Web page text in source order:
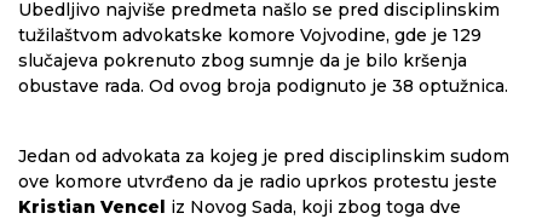
Ubedljivo najviše predmeta našlo se pred disciplinskim
tužilaštvom advokatske komore Vojvodine, gde je 129
slučajeva pokrenuto zbog sumnje da je bilo kršenja
obustave rada. Od ovog broja podignuto je 38 optužnica.
Jedan od advokata za kojeg je pred disciplinskim sudom
ove komore utvrđeno da je radio uprkos protestu jeste
Kristian Vencel iz Novog Sada, koji zbog toga dve